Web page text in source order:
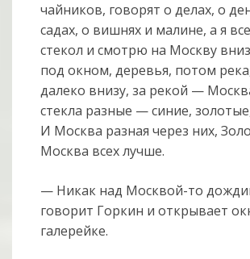
чайников, говорят о делах, о
садах, о вишнях и малине, а я
стекол и смотрю на Москву
под окном, деревья, потом
далеко внизу, за рекой —
стекла разные — синие,
И Москва разная через них,
Москва всех лучше.
— Никак над Москвой-то
говорит Горкин и открывает
галерейке.